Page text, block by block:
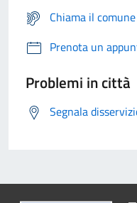
Chiama il
Prenota un
Problemi in città
Segnala